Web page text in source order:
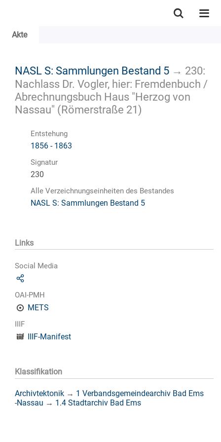
Akte
NASL S: Sammlungen Bestand 5 → 230:
Nachlass Dr. Vogler, hier: Fremdenbuch /
Abrechnungsbuch Haus "Herzog von
Nassau" (Römerstraße 21)
Entstehung
1856 - 1863
Signatur
230
Alle Verzeichnungseinheiten des Bestandes
NASL S: Sammlungen Bestand 5
Links
Social Media
OAI-PMH
METS
IIIF
IIIF-Manifest
Klassifikation
Archivtektonik → 1 Verbandsgemeindearchiv Bad Ems
-Nassau → 1.4 Stadtarchiv Bad Ems